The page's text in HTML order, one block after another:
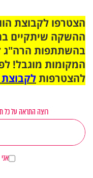
ההשקה שיתקיים
בהשתתפות הרה"ג
המקומות מוגבל!
להצטרפותלקבוצת
רוצה התראה על כל